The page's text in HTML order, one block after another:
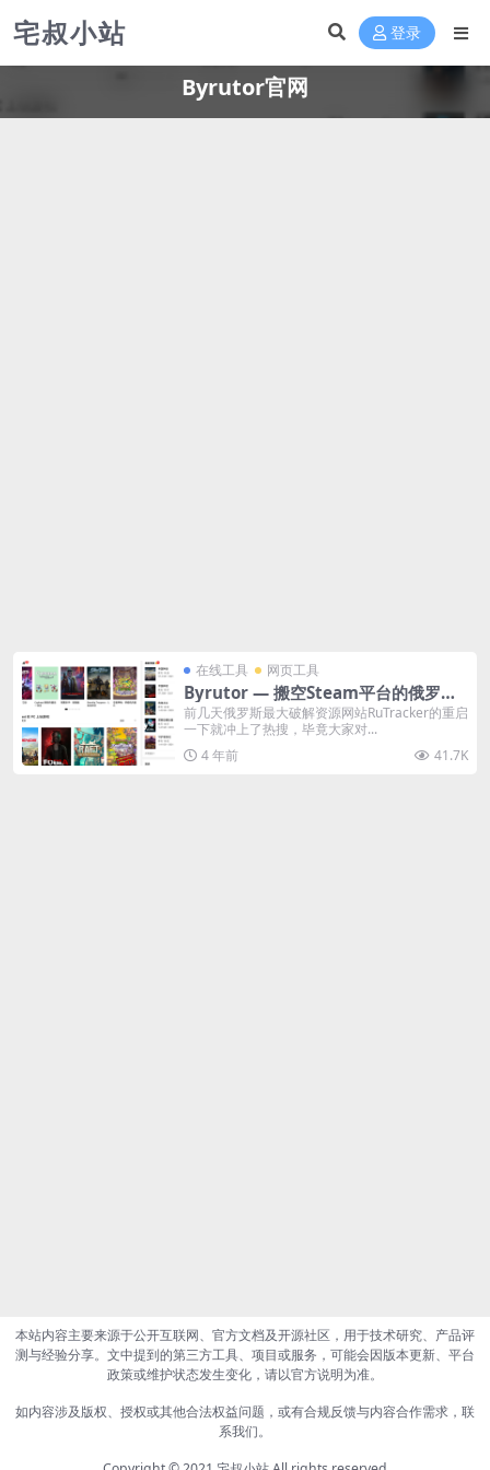
宅叔小站 登录
Byrutor官网
在线工具 网页工具
Byrutor — 搬空Steam平台的俄罗斯
最大游戏破解站
前几天俄罗斯最大破解资源网站RuTracker的重启
一下就冲上了热搜，毕竟大家对...
4 年前
41.7K
本站内容主要来源于公开互联网、官方文档及开源社区，用于技术研究、产品评
测与经验分享。文中提到的第三方工具、项目或服务，可能会因版本更新、平台
政策或维护状态发生变化，请以官方说明为准。
如内容涉及版权、授权或其他合法权益问题，或有合规反馈与内容合作需求，联
系我们。